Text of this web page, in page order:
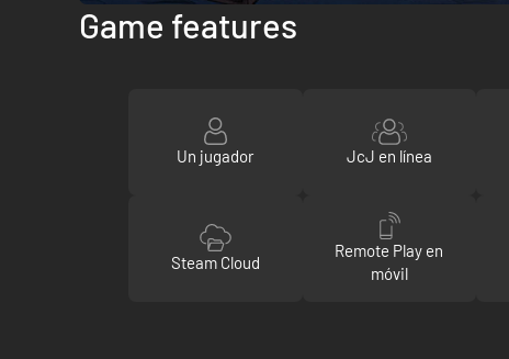
Game features
Un jugador JcJ en línea
Steam Cloud
Remote Play en
móvil